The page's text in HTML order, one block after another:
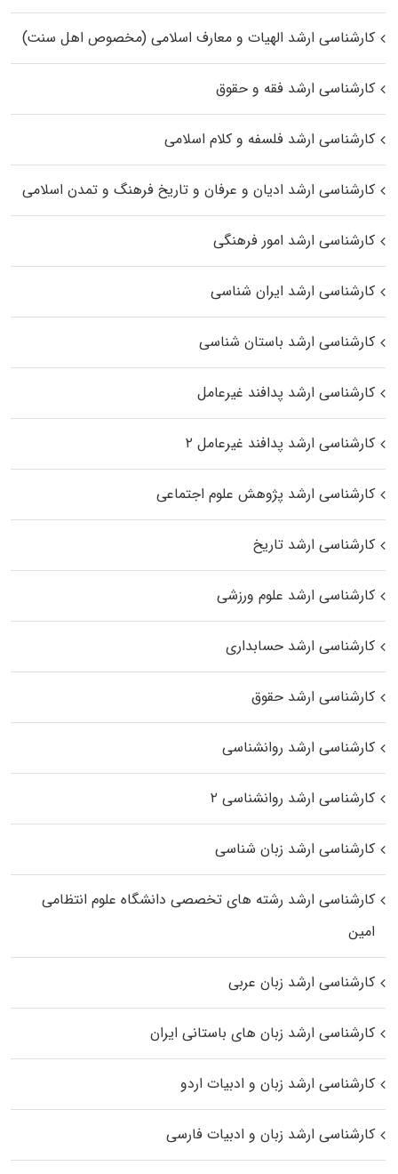
کارشناسی ارشد الهیات و معارف اسلامی (مخصوص اهل سنت)
کارشناسی ارشد فقه و حقوق
کارشناسی ارشد فلسفه و کلام اسلامی
کارشناسی ارشد ادیان و عرفان و تاریخ فرهنگ و تمدن اسلامی
کارشناسی ارشد امور فرهنگی
کارشناسی ارشد ایران شناسی
کارشناسی ارشد باستان شناسی
کارشناسی ارشد پدافند غیرعامل
کارشناسی ارشد پدافند غیرعامل ۲
کارشناسی ارشد پژوهش علوم اجتماعی
کارشناسی ارشد تاریخ
کارشناسی ارشد علوم ورزشی
کارشناسی ارشد حسابداری
کارشناسی ارشد حقوق
کارشناسی ارشد روانشناسی
کارشناسی ارشد روانشناسی ۲
کارشناسی ارشد زبان شناسی
کارشناسی ارشد رﺷﺘﻪ ﻫﺎی تخصصی داﻧﺸﮕﺎه ﻋﻠﻮم انتظامی
اﻣﻴﻦ
کارشناسی ارشد زبان عربی
کارشناسی ارشد زبان‌ های باستانی ایران
کارشناسی ارشد زبان و ادبیات اردو
کارشناسی ارشد زبان و ادبیات فارسی